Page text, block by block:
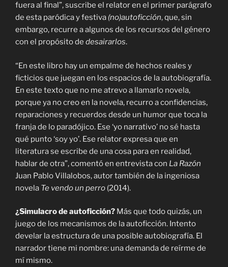
fuera al final”, suscribe el relator en el primer parágrafo
de esta paródica y festiva (no)autoficción, que, sin
embargo, recurre a algunos de los recursos del género
con el propósito de desairarlos.
“En este libro hay un empalme de hechos reales y
ficticios que juegan en los espacios de la autobiografía.
En este texto que no me atrevo a llamarlo novela,
porque ya no creo en la novela, recurro a confidencias,
reparaciones y recuerdos desde un humor que toca la
franja de lo paradójico. Ese ‘yo narrativo’ no sé hasta
qué punto ‘soy yo’. Ese relator expresa que en
literatura se escribe de una cosa para en realidad,
hablar de otra”, comentó en entrevista con La Razón
Juan Pablo Villalobos, autor también de la ingeniosa
novela Te vendo un perro (2014).
¿Simulacro de autoficción? Más que todo quizás, un
juego de los mecanismos de la autoficción. Intento
develar la estructura de una posible autobiografía. El
narrador tiene mi nombre: una demanda de reírme de
mí mismo.